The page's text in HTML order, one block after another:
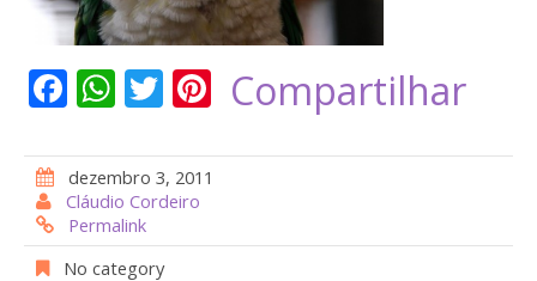
F
e
b
o
W
at
s
A
T
itt
er
Pi
er
st
Compartilhar
dezembro 3, 2011
Cláudio Cordeiro
Permalink
No category